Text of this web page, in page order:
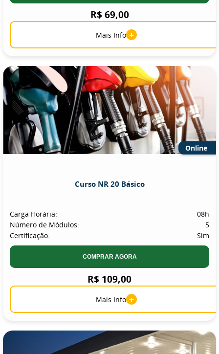
R$ 69,00
Mais Info +
Online
Curso NR 20 Básico
Carga Horária:
08h
Número de Módulos:
5
Certificação:
Sim
COMPRAR AGORA
R$ 109,00
Mais Info +